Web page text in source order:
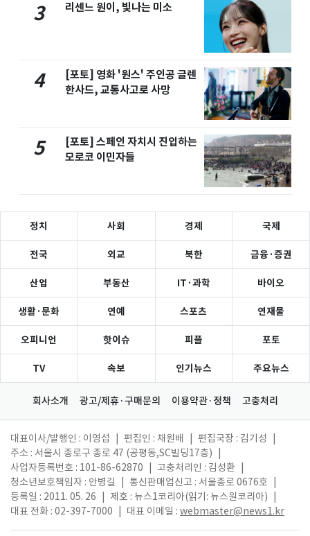
3 리센느 원이, 빛나는 미소
4
[포토] 영화 '원스' 주인공 글렌
한사드, 교통사고로 사망
5
[포토] 스페인 자치시 진입하는
모로코 이민자들
정치 사회 경제 국제
전국 외교 북한 금융·증권
산업 부동산 IT·과학 바이오
생활·문화 연예 스포츠 연재물
오피니언 핫이슈 피플 포토
TV 속보 인기뉴스 주요뉴스
회사소개 광고/제휴·구매문의 이용약관·정책 고충처리
대표이사/발행인 : 이영섭 편집인 : 채원배 편집국장 : 김기성
주소 : 서울시 종로구 종로 47 (공평동,SC빌딩17층)
사업자등록번호 : 101-86-62870
고충처리인 : 김성환
청소년보호책임자 : 안병길
통신판매업신고 : 서울종로 0676호
등록일 : 2011. 05. 26
제호 : 뉴스1코리아(읽기: 뉴스원코리아)
대표 전화 : 02-397-7000
대표 이메일 : webmaster@news1.kr